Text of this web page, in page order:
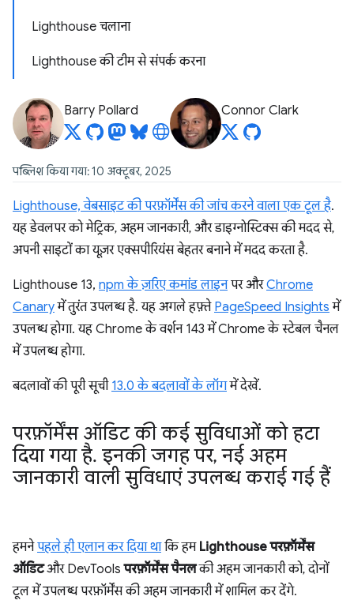
Lighthouse चलाना
Lighthouse की टीम से संपर्क करना
Barry Pollard Connor Clark
पब्लिश किया गया: 10 अक्टूबर, 2025
Lighthouse, वेबसाइट की परफ़ॉर्मेंस की जांच करने वाला एक टूल है.
यह डेवलपर को मेट्रिक, अहम जानकारी, और डाइग्नोस्टिक्स की मदद से,
अपनी साइटों का यूज़र एक्सपीरियंस बेहतर बनाने में मदद करता है.
Lighthouse 13, npm के ज़रिए कमांड लाइनपर औरChrome
Canaryमें तुरंत उपलब्ध है. यह अगले हफ़्ते PageSpeed Insights में
उपलब्ध होगा. यह Chrome के वर्शन 143 में Chrome के स्टेबल चैनल
में उपलब्ध होगा.
बदलावों की पूरी सूची 13.0 के बदलावों के लॉगमें देखें.
परफ़ॉर्मेंस ऑडिट की कई सुविधाओं को हटा
दिया गया है. इनकी जगह पर, नई अहम
जानकारी वाली सुविधाएं उपलब्ध कराई गई हैं
हमनेपहले ही एलान कर दिया थाकि हम Lighthouse परफ़ॉर्मेंस
ऑडिटऔर DevToolsपरफ़ॉर्मेंस पैनलकी अहम जानकारी को, दोनों
टूल में उपलब्ध परफ़ॉर्मेंस की अहम जानकारी में शामिल कर देंगे.